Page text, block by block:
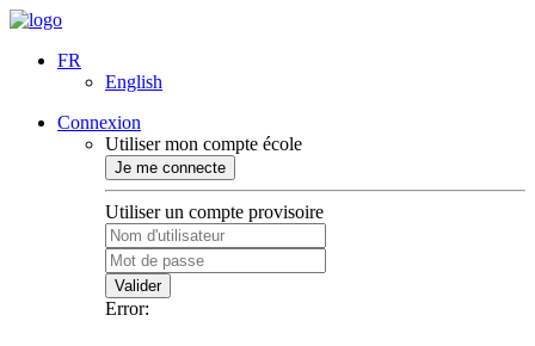
FR
English
Connexion
Utiliser mon compte école
Je me connecte
Utiliser un compte provisoire
Valider
Error: